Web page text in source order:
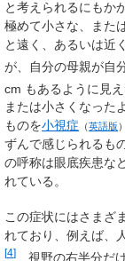
と考えられるにもか
極めて小さな、また
と遠く、あるいは近
が、自分の母親が自
cm もあるように見
または小さくなった
ものを小視症 （英語版 ）
ずんで感じられるも
の呼称は眼底疾患な
れている。
この症状にはさまざ
れており、例えば、
[4] 、視野の右半分だ